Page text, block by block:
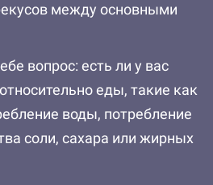
между основными
вопрос: есть ли у вас
еды, такие как
воды, потребление
соли, сахара или жирных